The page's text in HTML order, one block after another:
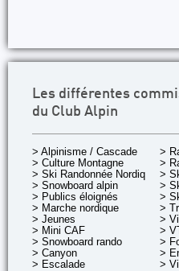
Les différentes
du Club Alpin
> Alpinisme / Cascade
> Culture Montagne
> Ski Randonnée Nordique
> Snowboard alpin
> Publics éloignés
> Marche nordique
> Jeunes
> Mini CAF
> Snowboard rando
> Canyon
> Escalade
>
>
>
>
>
>
>
>
>
>
>